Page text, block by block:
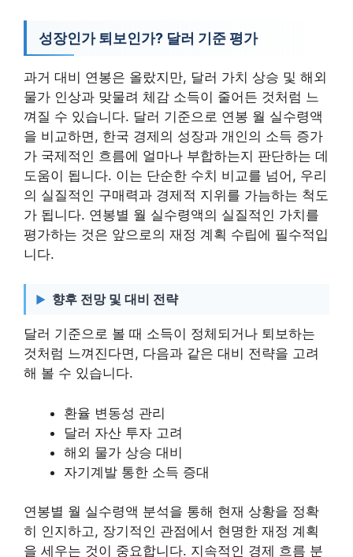
성장인가 퇴보인가? 달러 기준 평가
과거 대비 연봉은 올랐지만, 달러 가치 상승 및 해외
물가 인상과 맞물려 체감 소득이 줄어든 것처럼 느
껴질 수 있습니다. 달러 기준으로 연봉 월 실수령액
을 비교하면, 한국 경제의 성장과 개인의 소득 증가
가 국제적인 흐름에 얼마나 부합하는지 판단하는 데
도움이 됩니다. 이는 단순한 수치 비교를 넘어, 우리
의 실질적인 구매력과 경제적 지위를 가늠하는 척도
가 됩니다. 연봉별 월 실수령액의 실질적인 가치를
평가하는 것은 앞으로의 재정 계획 수립에 필수적입
니다.
향후 전망 및 대비 전략
달러 기준으로 볼 때 소득이 정체되거나 퇴보하는
것처럼 느껴진다면, 다음과 같은 대비 전략을 고려
해 볼 수 있습니다.
환율 변동성 관리
달러 자산 투자 고려
해외 물가 상승 대비
자기계발 통한 소득 증대
연봉별 월 실수령액 분석을 통해 현재 상황을 정확
히 인지하고, 장기적인 관점에서 현명한 재정 계획
을 세우는 것이 중요합니다. 지속적인 경제 흐름 분